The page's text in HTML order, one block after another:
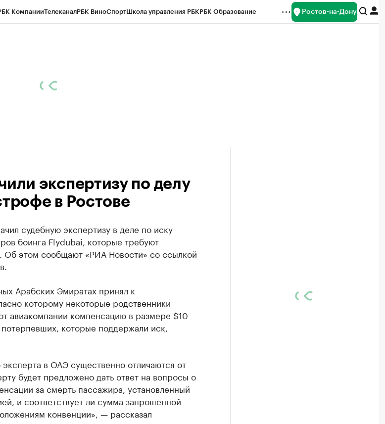
КомпанииТелеканалРБК ВиноСпортШкола управления РБКРБК Образование Ростов-на-Дону
экспертизу по делу
в Ростове
судебную экспертизу в деле по иску
боинга Flydubai, которые требуют
Об этом сообщают «РИА Новости» со ссылкой
Арабских Эмиратах принял к
которому некоторые родственники
авиакомпании компенсацию в размере $10
которые поддержали иск,
в ОАЭ существенно отличаются от
будет предложено дать ответ на вопросы о
за смерть пассажира, установленный
и соответствует ли сумма запрошенной
конвенции», — рассказал